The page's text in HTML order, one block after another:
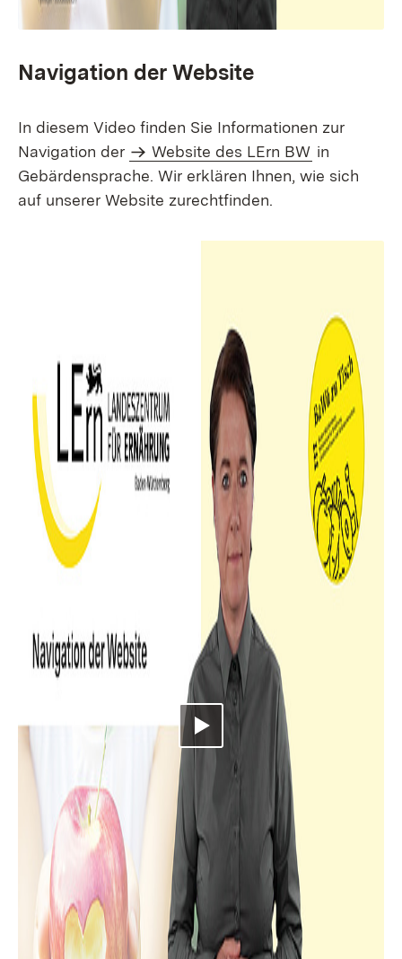
Navigation der Website
In diesem Video finden Sie Informationen zur
Navigation der
Website des LErn BW in
Gebärdensprache. Wir erklären Ihnen, wie sich
auf unserer Website zurechtfinden.
Video abspielen